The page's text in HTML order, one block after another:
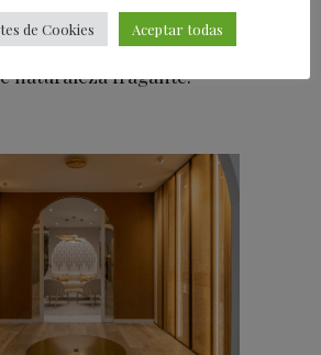
descanso, donde poder
disfrutar de un momento de
naturaleza fragante.
de Cookies Aceptar todas